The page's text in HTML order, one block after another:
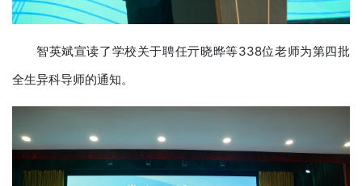
智英斌宣读了学校关于聘任亓晓晔等338位老师为第四批
全生异科导师的通知。